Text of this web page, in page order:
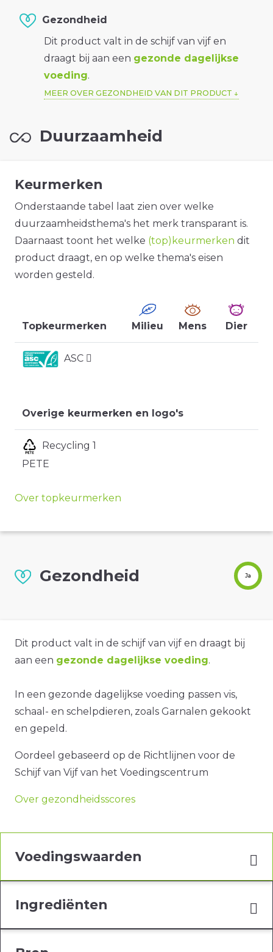
Gezondheid
Dit product valt in de schijf van vijf en
draagt bij aan een gezonde dagelijkse
voeding.
MEER OVER GEZONDHEID VAN DIT PRODUCT
Duurzaamheid
Keurmerken
Onderstaande tabel laat zien over welke
duurzaamheidsthema's het merk transparant is.
Daarnaast toont het welke (top)keurmerken dit
product draagt, en op welke thema's eisen
worden gesteld.
Topkeurmerken Milieu Mens Dier
ASC
Overige keurmerken en logo's
Recycling 1
PETE
Over topkeurmerken
Gezondheid Ja
Dit product valt in de schijf van vijf en draagt bij
aan een gezonde dagelijkse voeding.
In een gezonde dagelijkse voeding passen vis,
schaal- en schelpdieren, zoals Garnalen gekookt
en gepeld.
Oordeel gebaseerd op de Richtlijnen voor de
Schijf van Vijf van het Voedingscentrum
Over gezondheidsscores
Voedingswaarden
Ingrediënten